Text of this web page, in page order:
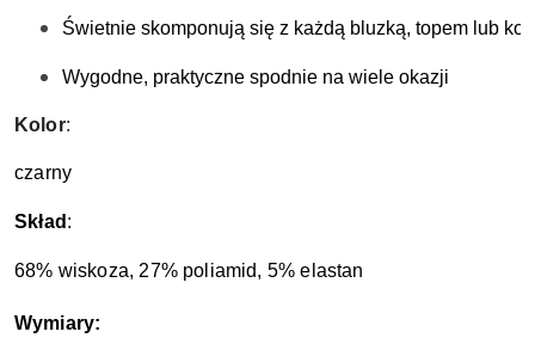
Świetnie skomponują się z każdą bluzką, topem lub
Wygodne, praktyczne spodnie na wiele okazji
Kolor:
czarny
Skład :
68% wiskoza, 27% poliamid, 5% elastan
Wymiary: